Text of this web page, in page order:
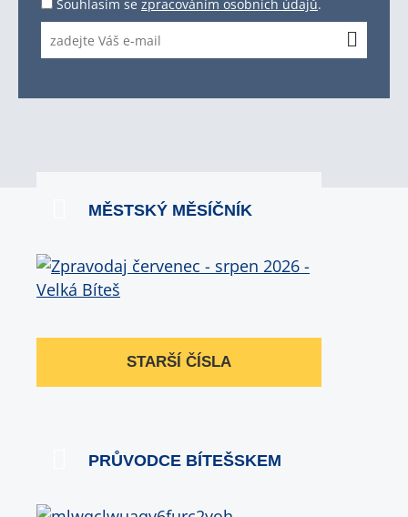
Souhlasím se zpracováním osobních údajů.
MĚSTSKÝ MĚSÍČNÍK
STARŠÍ ČÍSLA
PRŮVODCE BÍTEŠSKEM